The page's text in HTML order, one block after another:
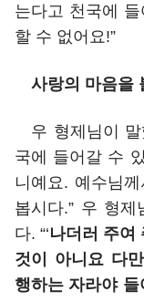
는다고 천국에
할 수 없어요!”
사랑의 마음을
우 형제님이
국에 들어갈 수
니예요. 예수님
봅시다.” 우 형
다. “‘나더러 주여
것이 아니요 다
행하는 자라야